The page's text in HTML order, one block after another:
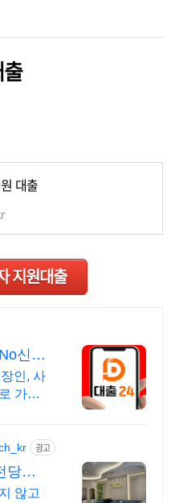
대출
지원대출
신용
인, 사
가능
광고
당포
않고